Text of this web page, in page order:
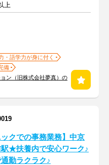
上
・語学力が身に付く
備
ン（旧株式会社夢真）の
ックでの事務業務】中京
★扶養内で安心ワーク♪
勤ラクラク♪